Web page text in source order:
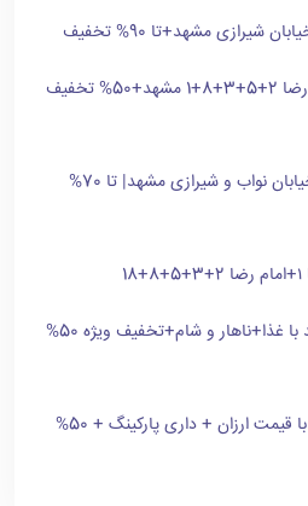
شیرازی مشهد+تا 90% تخفیف
تخفیف
اجاره و لیست سوئیت ها در خیابان نواب و شیرازی مشهد| تا 70%
غذا+ناهار و شام+تخفیف ویژه 50%
لیست مسافرخانه های مشهد با قیمت ارزان + داری پارکینگ + 50%